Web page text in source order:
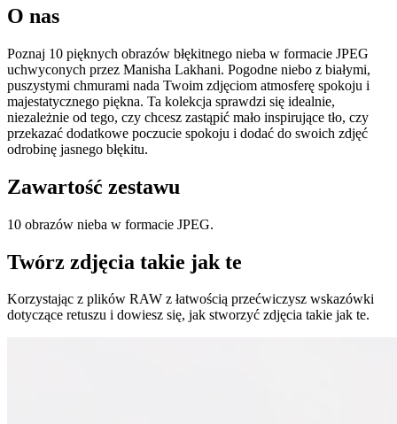
O nas
Poznaj 10 pięknych obrazów błękitnego nieba w formacie JPEG
uchwyconych przez Manisha Lakhani. Pogodne niebo z białymi,
puszystymi chmurami nada Twoim zdjęciom atmosferę spokoju i
majestatycznego piękna. Ta kolekcja sprawdzi się idealnie,
niezależnie od tego, czy chcesz zastąpić mało inspirujące tło, czy
przekazać dodatkowe poczucie spokoju i dodać do swoich zdjęć
odrobinę jasnego błękitu.
Zawartość zestawu
10 obrazów nieba w formacie JPEG.
Twórz zdjęcia takie jak te
Korzystając z plików RAW z łatwością przećwiczysz wskazówki
dotyczące retuszu i dowiesz się, jak stworzyć zdjęcia takie jak te.